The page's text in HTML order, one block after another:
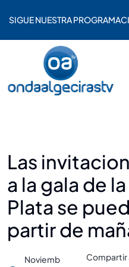
SIGUE NUESTRA
Las
a la gala de
Plata se
partir de
Noviemb
Compartir